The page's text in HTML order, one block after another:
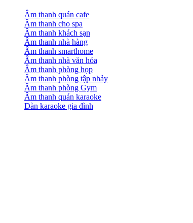
Âm thanh quán cafe
Âm thanh cho spa
Âm thanh khách sạn
Âm thanh nhà hàng
Âm thanh smarthome
Âm thanh nhà văn hóa
Âm thanh phòng họp
Âm thanh phòng tập nhảy
Âm thanh phòng Gym
Âm thanh quán karaoke
Dàn karaoke gia đình